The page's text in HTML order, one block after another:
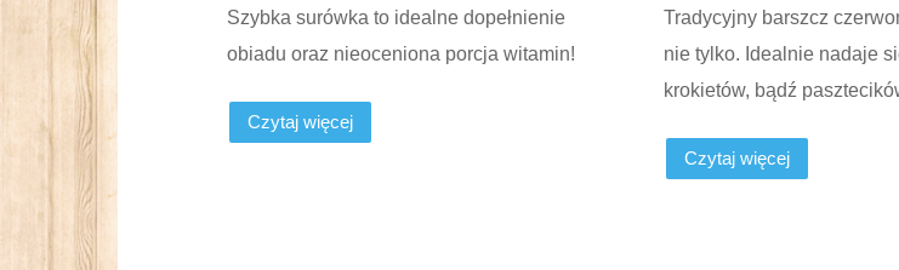
Szybka surówka to idealne dopełnienie
obiadu oraz nieoceniona porcja witamin!
Czytaj więcej
Tradycyjny barszcz
nie tylko. Idealnie nadaje
krokietów, bądź
Czytaj więcej